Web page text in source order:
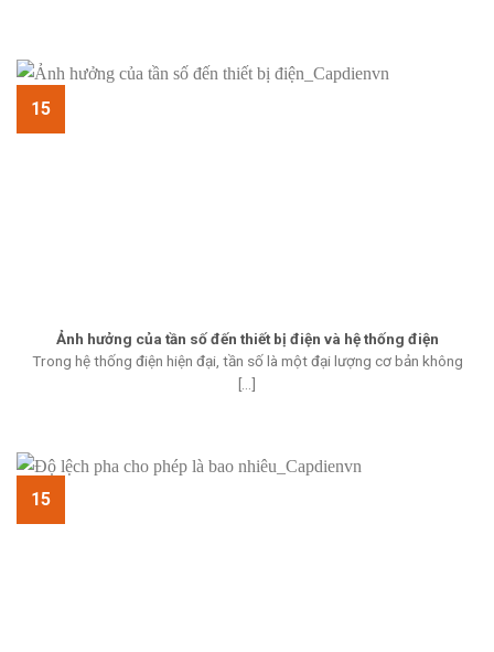
Ảnh hưởng của tần số đến thiết bị điện và hệ thống điện
Trong hệ thống điện hiện đại, tần số là một đại lượng cơ bản không
[...]
15
15